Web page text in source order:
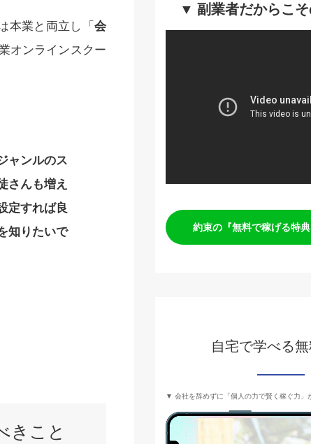
本業と両立し「 会
オンラインスクー
ャンルのス
さんも増え
定すれば良
知りたいで
きこと
▼ 副業者だからこ
約束の『無料で稼げる特
自宅で学べる
▼ 会社を辞めずに「個人の力で賢く稼ぐ力」